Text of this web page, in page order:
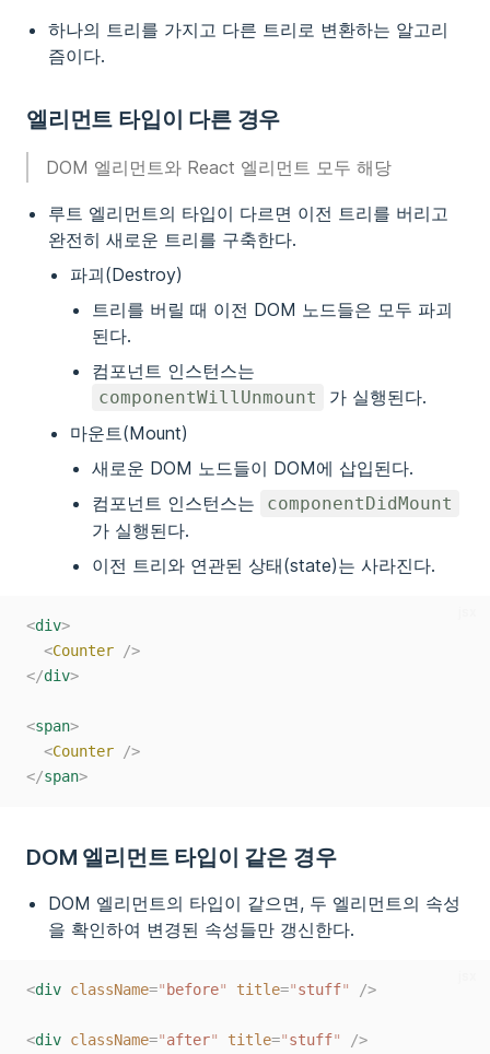
하나의 트리를 가지고 다른 트리로 변환하는 알고리
즘이다.
엘리먼트 타입이 다른 경우
DOM 엘리먼트와 React 엘리먼트 모두 해당
루트 엘리먼트의 타입이 다르면 이전 트리를 버리고
완전히 새로운 트리를 구축한다.
파괴(Destroy)
트리를 버릴 때 이전 DOM 노드들은 모두 파괴
된다.
컴포넌트 인스턴스는
componentWillUnmount
가 실행된다.
마운트(Mount)
새로운 DOM 노드들이 DOM에 삽입된다.
컴포넌트 인스턴스는
componentDidMount
가 실행된다.
이전 트리와 연관된 상태(state)는 사라진다.
<div>
<Counter
/>
</div>
<span>
<Counter
/>
</span>
DOM 엘리먼트 타입이 같은 경우
DOM 엘리먼트의 타입이 같으면, 두 엘리먼트의 속성
을 확인하여 변경된 속성들만 갱신한다.
<div className=" before" title="stuff" />
<div className="after" title="stuff" />